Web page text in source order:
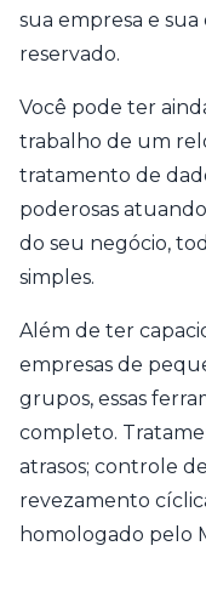
sua empresa e
reservado.
Você pode ter
trabalho de um
tratamento de
poderosas
do seu negócio,
simples.
Além de ter
empresas de
grupos, essas
completo.
atrasos; controle
revezamento
homologado pelo